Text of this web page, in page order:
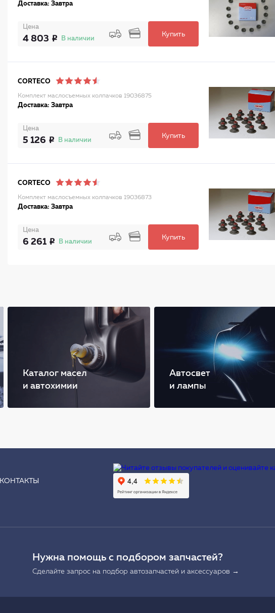
Доставка: Завтра
Цена
4 803 В наличии
Купить
CORTECO
Комплект маслосъемных колпачков 19036875
Доставка: Завтра
Цена
5 126 В наличии
Купить
CORTECO
Комплект маслосъемных колпачков 19036873
Доставка: Завтра
Цена
6 261 В наличии
Купить
Каталог масел
и автохимии
Автосвет
и лампы
КОНТАКТЫ
Нужна помощь с подбором запчастей?
Сделайте запрос на подбор автозапчастей и аксессуаров →